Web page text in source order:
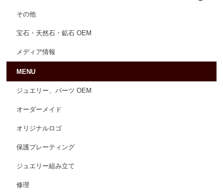
その他
宝石・天然石・鉱石 OEM
メディア情報
MENU
ジュエリー、パーツ OEM
オーダーメイド
オリジナルロゴ
保護プレーティング
ジュエリー組み立て
修理